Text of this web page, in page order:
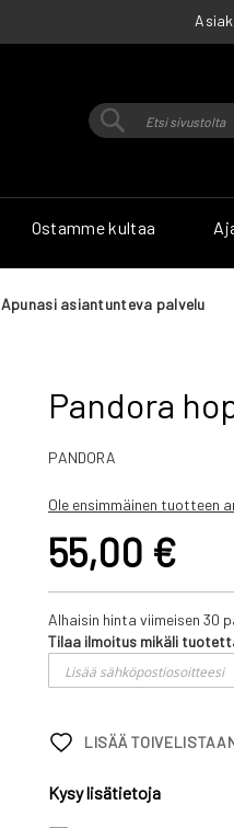
Haku
Ostamme kultaa
Apunasi asiantunteva palvelu
Pandora
PANDORA
Ole ensimmäinen tuotteen
55,00 €
Alhaisin hinta viimeisen 30
Tilaa ilmoitus mikäli
LISÄÄ
Kysy lisätietoja